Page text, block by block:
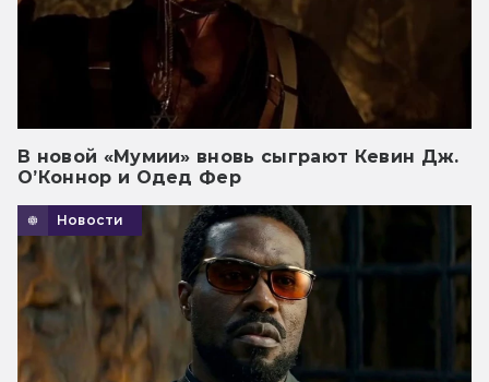
В новой «Мумии» вновь сыграют Кевин Дж.
О’Коннор и Одед Фер
Новости